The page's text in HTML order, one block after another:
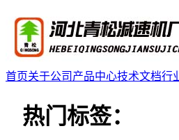
首页关于公司 产品中心技术文档行
热门标签：